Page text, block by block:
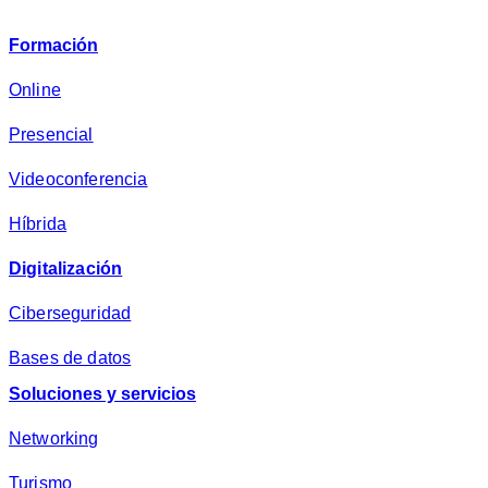
c
d
a
*
Formación
Online
Presencial
Videoconferencia
Híbrida
Digitalización
Ciberseguridad
Bases de datos
Soluciones y servicios
Networking
Turismo